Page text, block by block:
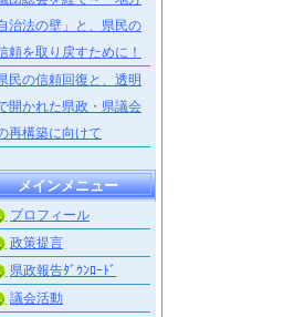
治法の壁」と、県民の
頼を取り戻すために！
民の信頼回復と、透明
開かれた県政・県議会
再構築に向けて
メインメニュー
プロフィール
政策提言
県政報告ﾀﾞｳﾝﾛｰﾄﾞ
議会活動